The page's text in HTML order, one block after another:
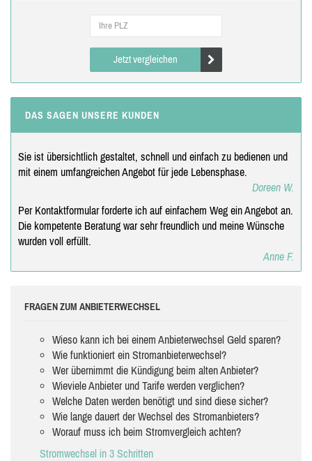
Jetzt vergleichen
DAS SAGEN UNSERE KUNDEN
Sie ist übersichtlich gestaltet, schnell und einfach zu bedienen und
mit einem umfangreichen Angebot für jede Lebensphase.
Doreen W.
Per Kontaktformular forderte ich auf einfachem Weg ein Angebot an.
Die kompetente Beratung war sehr freundlich und meine Wünsche
wurden voll erfüllt.
Anne F.
FRAGEN ZUM ANBIETERWECHSEL
Wieso kann ich bei einem Anbieterwechsel Geld sparen?
Wie funktioniert ein Stromanbieterwechsel?
Wer übernimmt die Kündigung beim alten Anbieter?
Wieviele Anbieter und Tarife werden verglichen?
Welche Daten werden benötigt und sind diese sicher?
Wie lange dauert der Wechsel des Stromanbieters?
Worauf muss ich beim Stromvergleich achten?
Stromwechsel in 3 Schritten